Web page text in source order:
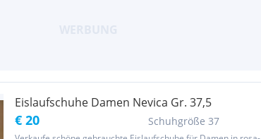
Eislaufschuhe Damen Nevica Gr. 37,5
€ 20 Schuhgröße 37